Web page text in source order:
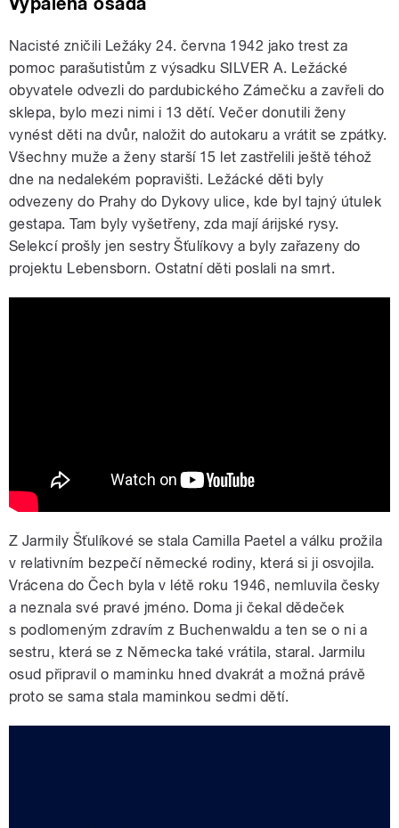
Nacisté zničili Ležáky 24. června 1942 jako trest za
pomoc parašutistům z výsadku SILVER A. Ležácké
obyvatele odvezli do pardubického Zámečku a zavřeli do
sklepa, bylo mezi nimi i 13 dětí. Večer donutili ženy
vynést děti na dvůr, naložit do autokaru a vrátit se zpátky.
Všechny muže a ženy starší 15 let zastřelili ještě téhož
dne na nedalekém popravišti. Ležácké děti byly
odvezeny do Prahy do Dykovy ulice, kde byl tajný útulek
gestapa. Tam byly vyšetřeny, zda mají árijské rysy.
Selekcí prošly jen sestry Šťulíkovy a byly zařazeny do
projektu Lebensborn. Ostatní děti poslali na smrt.
Z Jarmily Šťulíkové se stala Camilla Paetel a válku prožila
v relativním bezpečí německé rodiny, která si ji osvojila.
Vrácena do Čech byla v létě roku 1946, nemluvila česky
a neznala své pravé jméno. Doma ji čekal dědeček
s podlomeným zdravím z Buchenwaldu a ten se o ni a
sestru, která se z Německa také vrátila, staral. Jarmilu
osud připravil o maminku hned dvakrát a možná právě
proto se sama stala maminkou sedmi dětí.